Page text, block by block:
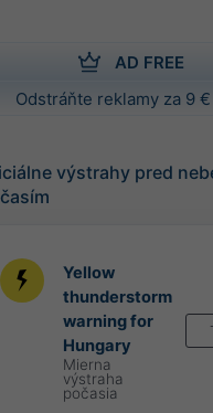
AD FREE
Odstráňte reklamy za 9
výstrahy pred
Yellow
thunderstorm
warning for
Hungary
Mierna
výstraha
počasia